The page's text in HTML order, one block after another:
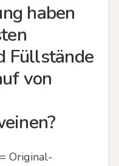
haben
Füllstände
von
Original-